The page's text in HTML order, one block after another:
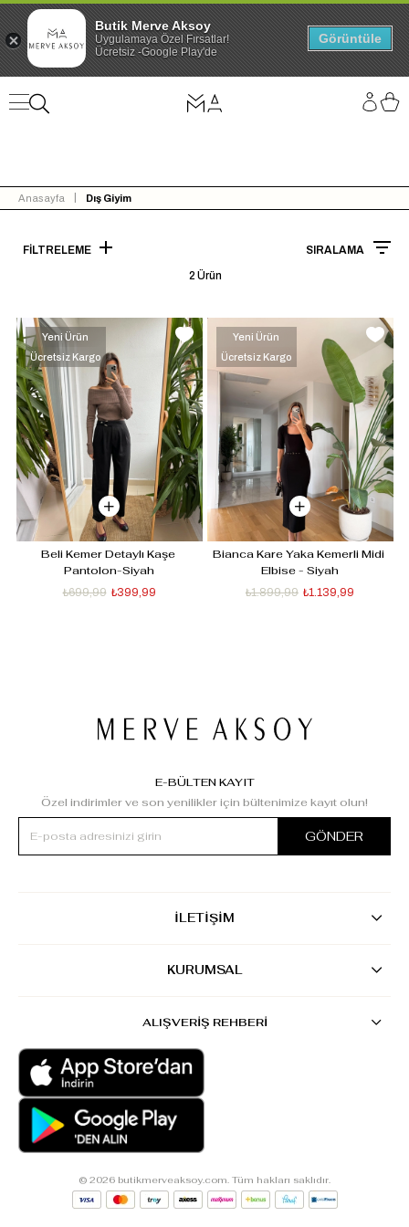
Anasayfa Dış Giyim
FILTRELEME
SIRALAMA
2 Ürün
Beli Kemer Detaylı Kaşe
Pantolon-Siyah
₺399,99
₺699,99
Yeni Ürün
Ücretsiz Kargo
Bianca Kare Yaka Kemerli Midi
Elbise - Siyah
₺1.139,99
₺1.899,99
Yeni Ürün
Ücretsiz Kargo
E-BÜLTEN KAYIT
Özel indirimler ve son yenilikler için bültenimize kayıt olun!
GÖNDER
İLETİŞİM
KURUMSAL
ALIŞVERİŞ REHBERİ
© 2026 butikmerveaksoy.com. Tüm hakları saklıdır.
Butik Merve Aksoy
Uygulamaya Özel Fırsatlar!
Ücretsiz -Google Play'de
Görüntüle